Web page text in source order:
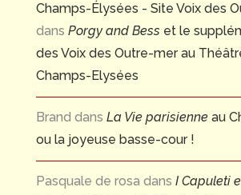
Champs-Élysées - Site Voix des
dans Porgy and Bess et le
des Voix des Outre-mer au
Champs-Elysées
Brand dans La Vie parisienne au
ou la joyeuse basse-cour !
Pasquale de rosa dans I Capuleti